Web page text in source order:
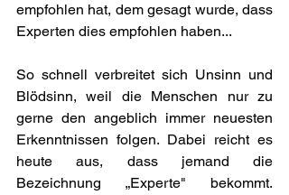
empfohlen hat, dem gesagt wurde, dass
Experten dies empfohlen haben...
So schnell verbreitet sich Unsinn und
Blödsinn, weil die Menschen nur zu
gerne den angeblich immer neuesten
Erkenntnissen folgen. Dabei reicht es
heute aus, dass jemand die
Bezeichnung „Experte" bekommt.